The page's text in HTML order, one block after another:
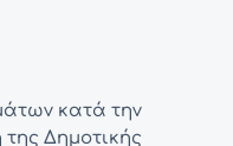
κατά την
Δημοτικής